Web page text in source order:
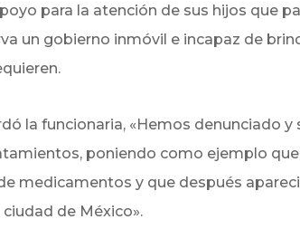
para la atención de sus hijos que
un gobierno inmóvil e incapaz de
la funcionaria, «Hemos denunciado
poniendo como ejemplo que
medicamentos y que después
de México».